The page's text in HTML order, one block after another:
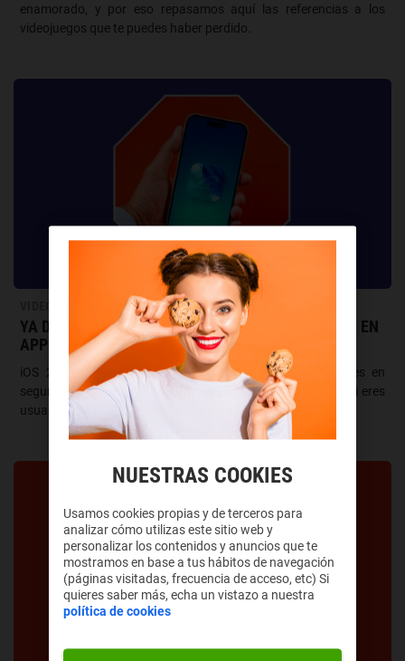
enamorado, y por eso repasamos aquí las referencias a los
videojuegos que te puedes haber perdido.
YA DISPONIBLE IOS 26.5 : TODAS LAS NOVEDADES EN
APPLE MAPS, CIFRADO Y MÁS
iOS 26.5 ya es oficial, y llega a tu móvil con novedades en
seguridad, apps y compatibilidad que tienes que conocer si eres
usuario de iPhone.
NUESTRAS COOKIES
Usamos cookies propias y de terceros para
analizar cómo utilizas este sitio web y
personalizar los contenidos y anuncios que te
mostramos en base a tus hábitos de navegación
(páginas visitadas, frecuencia de acceso, etc) Si
quieres saber más, echa un vistazo a nuestra
política de cookies